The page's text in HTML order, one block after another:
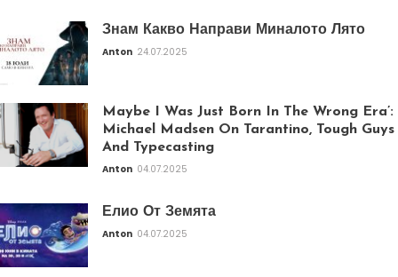
Знам Какво Направи Миналото Лято
Anton 24.07.2025
Maybe I Was Just Born In The Wrong Era’:
Michael Madsen On Tarantino, Tough Guys
And Typecasting
Anton 04.07.2025
Елио От Земята
Anton 04.07.2025